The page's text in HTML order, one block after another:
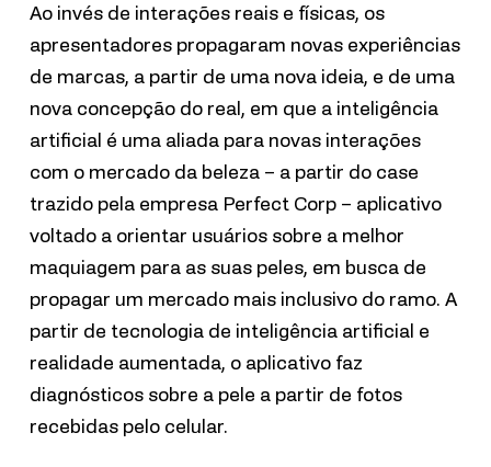
Ao invés de interações reais e físicas, os
apresentadores propagaram novas experiências
de marcas, a partir de uma nova ideia, e de uma
nova concepção do real, em que a inteligência
artificial é uma aliada para novas interações
com o mercado da beleza – a partir do case
trazido pela empresa Perfect Corp – aplicativo
voltado a orientar usuários sobre a melhor
maquiagem para as suas peles, em busca de
propagar um mercado mais inclusivo do ramo. A
partir de tecnologia de inteligência artificial e
realidade aumentada, o aplicativo faz
diagnósticos sobre a pele a partir de fotos
recebidas pelo celular.